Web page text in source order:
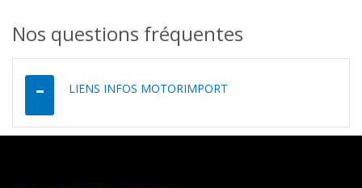
Nos questions fréquentes
LIENS INFOS MOTORIMPORT